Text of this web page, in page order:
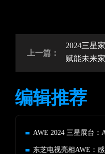
上一篇：
2024三星
赋能未来
编辑推荐
东芝电视亮相AWE：